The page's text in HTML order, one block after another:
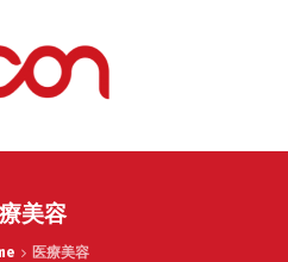
美容
医療美容